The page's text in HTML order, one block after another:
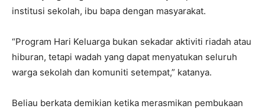
institusi sekolah, ibu bapa dengan masyarakat.
“Program Hari Keluarga bukan sekadar aktiviti riadah atau
hiburan, tetapi wadah yang dapat menyatukan seluruh
warga sekolah dan komuniti setempat,” katanya.
Beliau berkata demikian ketika merasmikan pembukaan